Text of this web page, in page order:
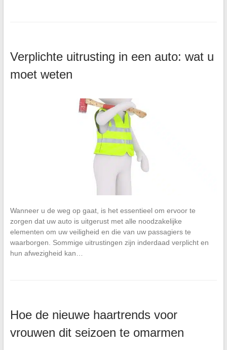
Verplichte uitrusting in een auto: wat u
moet weten
Wanneer u de weg op gaat, is het essentieel om ervoor te
zorgen dat uw auto is uitgerust met alle noodzakelijke
elementen om uw veiligheid en die van uw passagiers te
waarborgen. Sommige uitrustingen zijn inderdaad verplicht en
hun afwezigheid kan…
Hoe de nieuwe haartrends voor
vrouwen dit seizoen te omarmen